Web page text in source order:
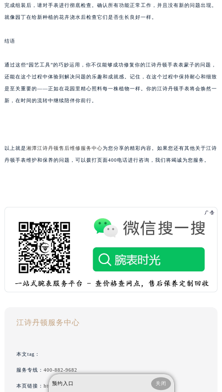
完成组装后，请对手表进行彻底检查。确认所有功能正常工作，并且没有新的问题出现。
就像园丁在给新种植的花卉浇水后检查它们是否生长良好一样。
结语
通过这些“园艺工具”的巧妙运用，你不仅能够成功修复你的江诗丹顿手表表蒙子的问题，
还能在这个过程中体验到解决问题的乐趣和成就感。记住，在这个过程中保持耐心和细致
是至关重要的——正如在花园里精心照料每一株植物一样。你的江诗丹顿手表将会焕然一
新，在时间的流转中继续陪伴你前行。
以上就是湘潭江诗丹顿售后维修服务中心为您分享的精彩内容。如果您还有其他关于江诗
丹顿手表维护和保养的问题，可以拨打页面400电话进行咨询，我们将竭诚为您服务。
江诗丹顿服务中心
本文tag：
服务专线： 400-882-9682
本页链接： http://www.vacehron.cn/problem/827.html
预约入口 关闭